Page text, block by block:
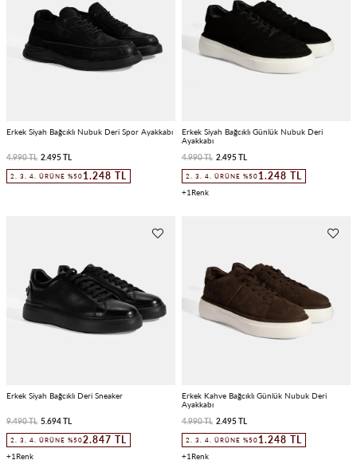
Erkek Siyah Bağcıklı Nubuk Deri Spor Ayakkabı
2.495 TL
4.990 TL
2. 3. 4. ÜRÜNE %50 1.248 TL
Erkek Siyah Bağcıklı Günlük Nubuk Deri
Ayakkabı
2.495 TL
4.990 TL
2. 3. 4. ÜRÜNE %50 1.248 TL
1
Erkek Siyah Bağcıklı Deri Sneaker
5.694 TL
9.490 TL
2. 3. 4. ÜRÜNE %502.847 TL
1
Erkek Kahve Bağcıklı Günlük Nubuk Deri
Ayakkabı
2.495 TL
4.990 TL
2. 3. 4. ÜRÜNE %50 1.248 TL
1